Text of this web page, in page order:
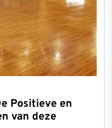
Positieve en
van deze